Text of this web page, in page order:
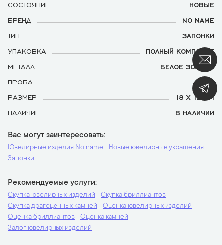
СОСТОЯНИЕ
НОВЫЕ
БРЕНД
NO NAME
ТИП
ЗАПОНКИ
УПАКОВКА
ПОЛНЫЙ КОМПЛЕКТ
МЕТАЛЛ
БЕЛОЕ ЗОЛОТО
ПРОБА
750
РАЗМЕР
18 Х 12 ММ
НАЛИЧИЕ
В НАЛИЧИИ
Вас могут заинтересовать
Ювелирные изделия No name
Новые ювелирные украшения
Запонки
Рекомендуемые услуги
Скупка ювелирных изделий
Скупка бриллиантов
Скупка драгоценных камней
Оценка ювелирных изделий
Оценка бриллиантов
Оценка камней
Залог ювелирных изделий